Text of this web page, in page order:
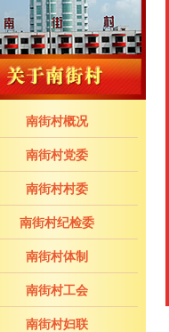
南街村概况
南街村党委
南街村村委
南街村纪检委
南街村体制
南街村工会
南街村妇联